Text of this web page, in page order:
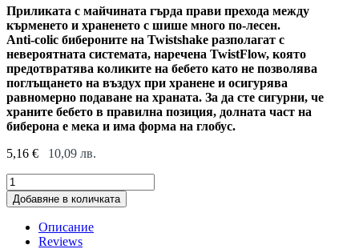
Приликата с майчината гърда прави прехода между
кърменето и храненето с шише много по-лесен.
Anti-colic бибероните на Twistshake разполагат с
невероятната системата, наречена TwistFlow, която
предотвратява коликите на бебето като не позволява
поглъщането на въздух при хранене и осигурява
равномерно подаване на храната. За да сте сигурни, че
храните бебето в правилна позиция, долната част на
биберона е мека и има форма на глобус.
5,16 € 10,09 лв.
Биберон
за
шише
против
колики
Добавяне в количката
Описание
Reviews